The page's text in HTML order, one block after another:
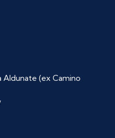
Aldunate (ex Camino